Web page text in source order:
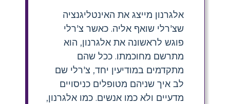
אלגרנון מייצג את האינטליגנציה
שצ'רלי שואף אליה. כאשר צ'רלי
פוגש לראשונה את אלגרנון, הוא
מתרשם מחוכמתו. ככל שהם
מתקדמים במודיעין יחד, צ'רלי שם
לב איך שניהם מטופלים כניסויים
מדעיים ולא כמו אנשים. כמו אלגרנון,